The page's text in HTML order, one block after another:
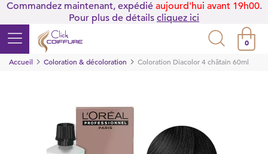
Commandez maintenant, expédié aujourd'hui avant 19h00.
Pour plus de détails cliquez ici
0
Accueil
Coloration & décoloration Coloration Diacolor 4 châtain 60ml